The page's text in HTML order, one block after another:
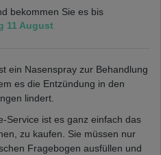
bekommen Sie es bis
11 August
ein Nasenspray zur Behandlung
es die Entzündung in den
lindert.
Service ist es ganz einfach das
zu kaufen. Sie müssen nur
Fragebogen ausfüllen und